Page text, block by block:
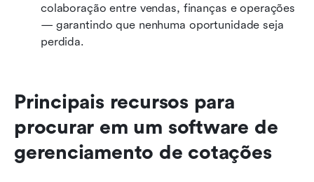
colaboração entre vendas, finanças e operações
— garantindo que nenhuma oportunidade seja
perdida.
Principais recursos para
procurar em um software de
gerenciamento de cotações